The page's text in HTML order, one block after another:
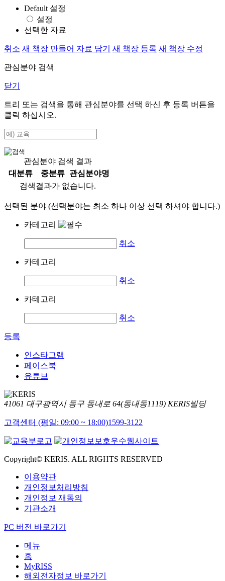
Default 설정
설정
선택한 자료
취소 새 책장 만들어 자료 담기 새 책장 등록 새 책장 수정
관심분야 검색
닫기
트리 또는 검색을 통해 관심분야를 선택 하신 후 등록 버튼을
클릭 하십시오.
관심분야 검색 결과
대분류
중분류
관심분야명
검색결과가 없습니다.
선택된 분야 (선택분야는 최소 하나 이상 선택 하셔야 합니다.)
카테고리
취소
카테고리
취소
카테고리
취소
등록
인스타그램
페이스북
유튜브
41061 대구광역시 동구 동내로 64(동내동1119) KERIS빌딩
고객센터 (평일: 09:00 ~ 18:00)1599-3122
Copyright© KERIS. ALL RIGHTS RESERVED
이용약관
개인정보처리방침
개인정보 재동의
기관소개
PC 버전 바로가기
메뉴
홈
MyRISS
해외전자정보 바로가기